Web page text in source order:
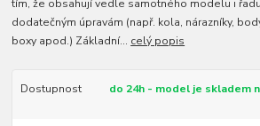
tím, že obsahují vedle samotného modelu i
dodatečným úpravám (např. kola, nárazníky,
boxy apod.) Základní... celý popis
Dostupnost do 24h - model je skladem